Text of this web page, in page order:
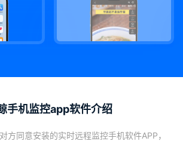
手机监控app软件介绍
方同意安装的实时远程监控手机软件APP，